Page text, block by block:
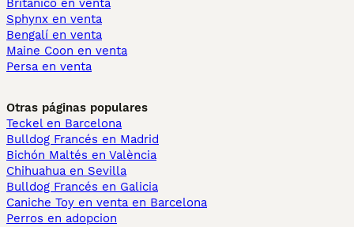
Británico en venta
Sphynx en venta
Bengalí en venta
Maine Coon en venta
Persa en venta
Otras páginas populares
Teckel en Barcelona
Bulldog Francés en Madrid
Bichón Maltés en València
Chihuahua en Sevilla
Bulldog Francés en Galicia
Caniche Toy en venta en Barcelona
Perros en adopcion